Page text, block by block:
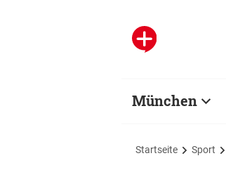
München
Startseite Sport